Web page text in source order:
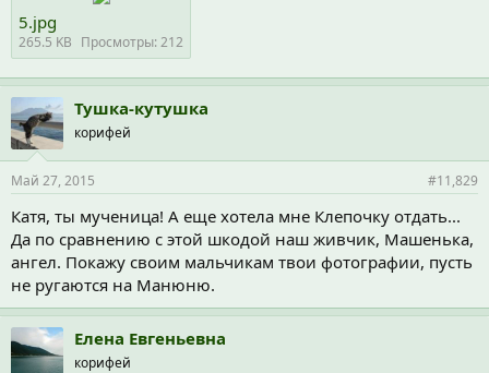
5.jpg
265.5 KB Просмотры: 212
Тушка-кутушка
корифей
Май 27, 2015 #11,829
Катя, ты мученица! А еще хотела мне Клепочку отдать...
Да по сравнению с этой шкодой наш живчик, Машенька,
ангел. Покажу своим мальчикам твои фотографии, пусть
не ругаются на Манюню.
Елена Евгеньевна
корифей